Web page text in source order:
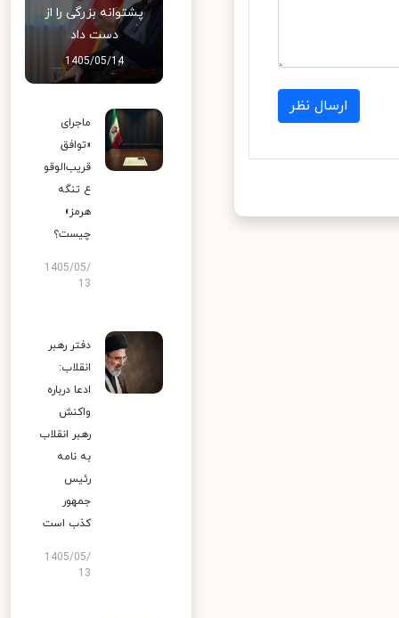
ارسال نظر
پشتوانه بزرگی را از
دست داد
1405/05/14
ماجرای
«توافق
قریب‌الوقو
ع تنگه
هرمز»
چیست؟
1405/05/
13
دفتر رهبر
انقلاب:
ادعا درباره
واکنش
رهبر انقلاب
به نامه
رئیس
جمهور
کذب است
1405/05/
13